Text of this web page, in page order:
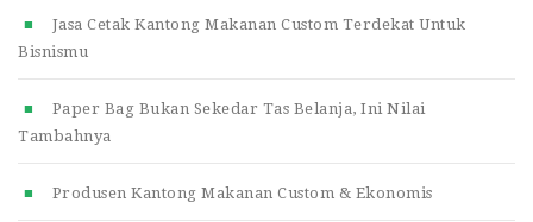
Jasa Cetak Kantong Makanan Custom Terdekat Untuk
Bisnismu
Paper Bag Bukan Sekedar Tas Belanja, Ini Nilai
Tambahnya
Produsen Kantong Makanan Custom & Ekonomis